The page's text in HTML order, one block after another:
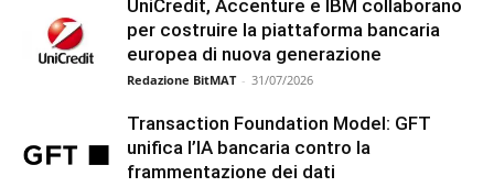
UniCredit, Accenture e IBM collaborano
per costruire la piattaforma bancaria
europea di nuova generazione
Redazione BitMAT - 31/07/2026
Transaction Foundation Model: GFT
unifica l’IA bancaria contro la
frammentazione dei dati